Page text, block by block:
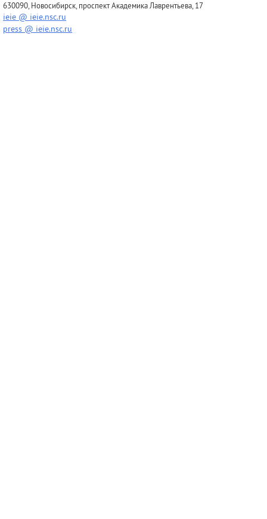
630090, Новосибирск, проспект Академика Лаврентьева, 17
ieie @ ieie.nsc.ru
press @ ieie.nsc.ru